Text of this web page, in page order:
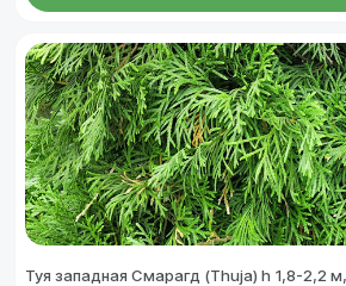
Туя западная Смарагд (Thuja) h 1,8-2,2